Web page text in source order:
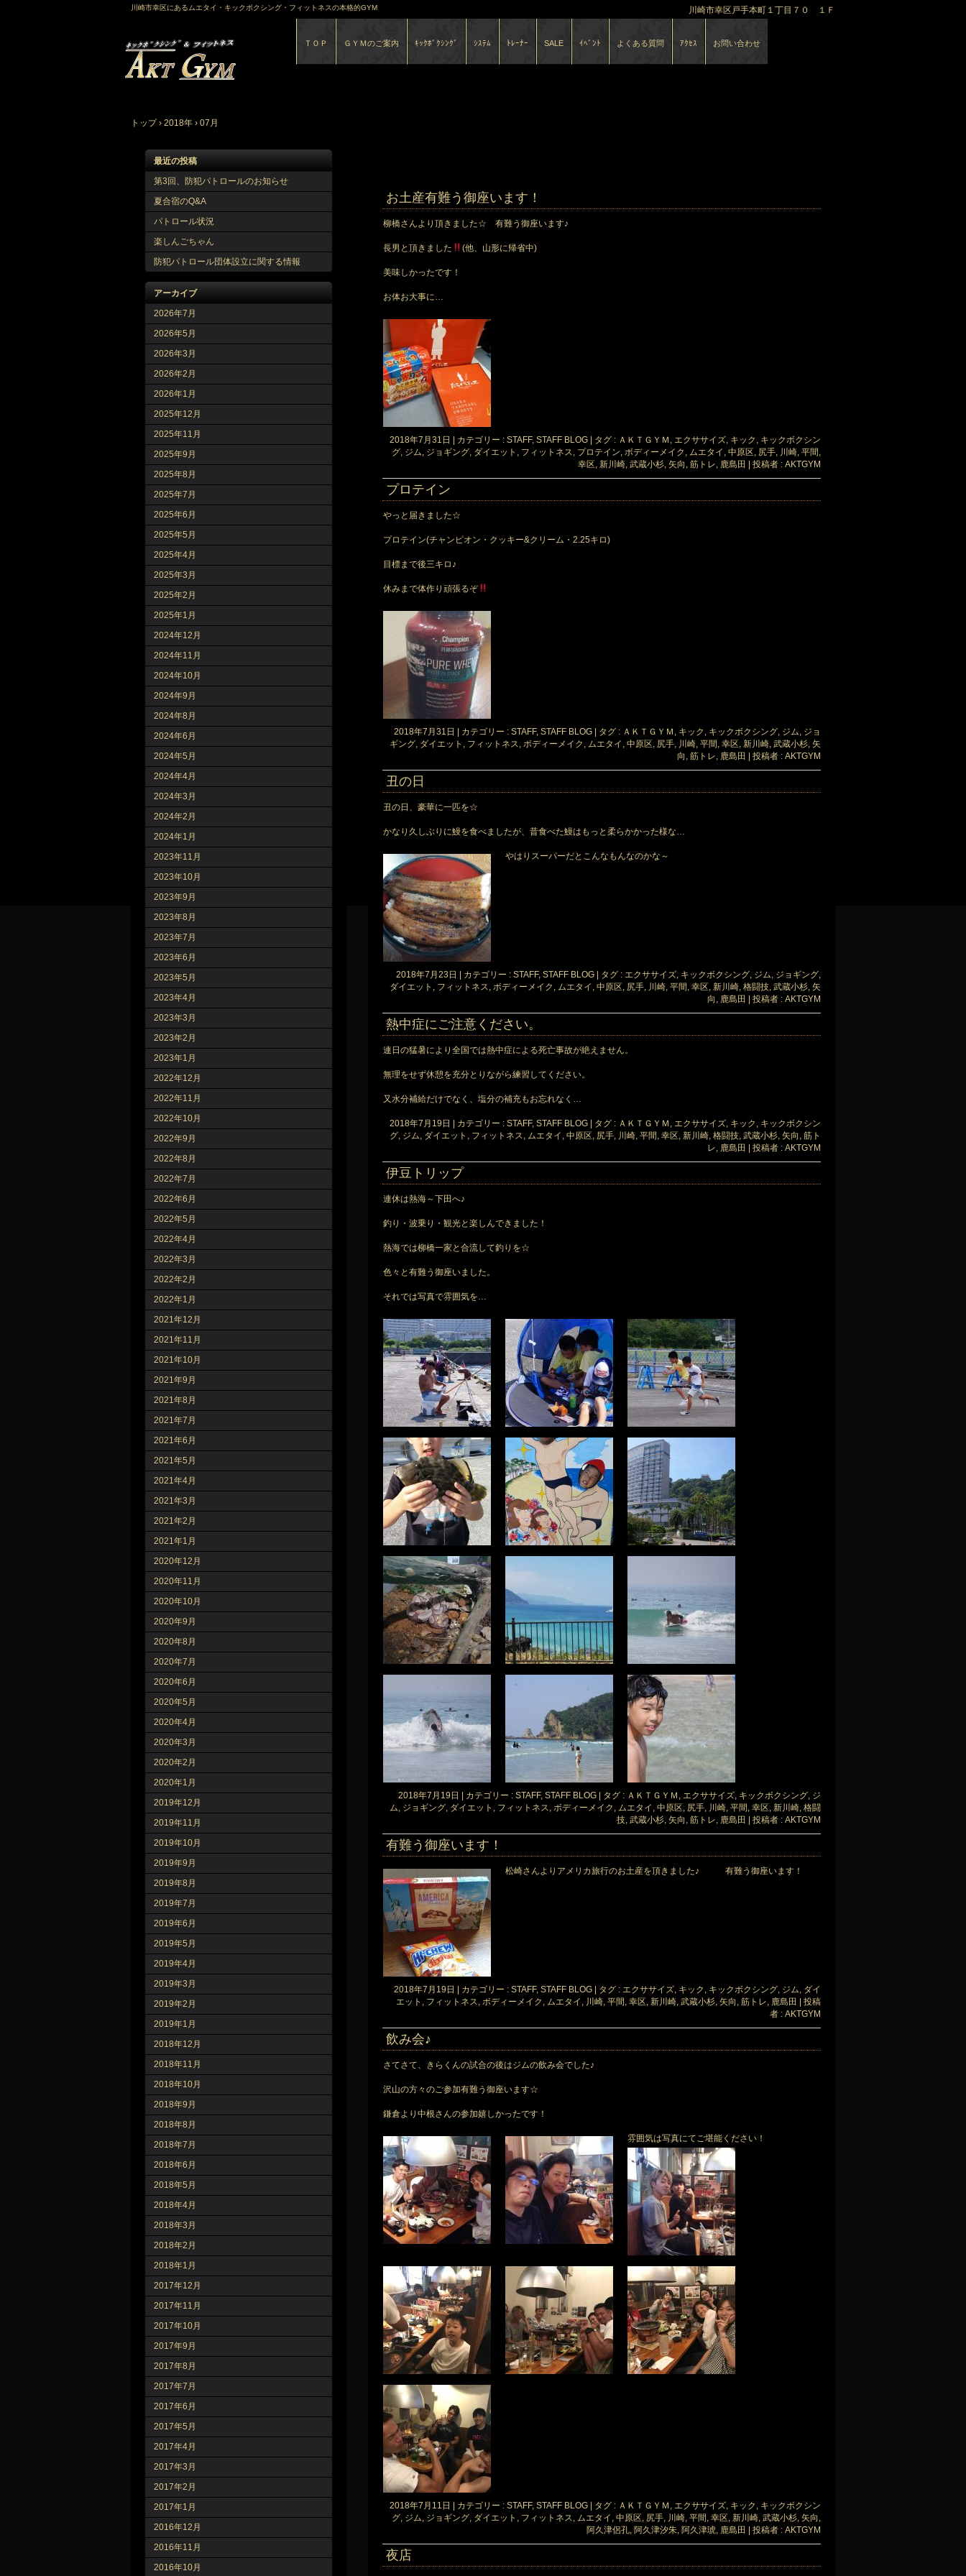
川崎市幸区にあるムエタイ・キックボクシング・フィットネスの本格的GYM 川崎市幸区戸手本町１丁目７０ １Ｆ
ＴＯＰ ＧＹＭのご案内 ｷｯｸﾎﾞｸｼﾝｸﾞ ｼｽﾃﾑ ﾄﾚｰﾅｰ SALE ｲﾍﾞﾝﾄ よくある質問 ｱｸｾｽ お問い合わせ
トップ › 2018年 › 07月
お土産有難う御座います！
柳橋さんより頂きました☆ 有難う御座います♪
長男と頂きました (他、山形に帰省中)
美味しかったです！
お体お大事に…
2018年7月31日 カテゴリー : STAFF, STAFF BLOG タグ : ＡＫＴＧＹＭ , エクササイズ, キック , キックボクシン
グ, ジム, ジョギング, ダイエット , フィットネス, プロテイン, ボディーメイク , ムエタイ , 中原区, 尻手, 川崎, 平間,
幸区, 新川崎, 武蔵小杉, 矢向 , 筋トレ, 鹿島田 投稿者 : AKTGYM
プロテイン
やっと届きました☆
プロテイン(チャンピオン・クッキー&クリーム・2.25キロ)
目標まで後三キロ♪
休みまで体作り頑張るぞ
2018年7月31日 カテゴリー : STAFF, STAFF BLOG タグ : ＡＫＴＧＹＭ , キック , キックボクシング, ジム, ジョ
ギング, ダイエット , フィットネス, ボディーメイク , ムエタイ , 中原区, 尻手, 川崎, 平間, 幸区, 新川崎, 武蔵小杉, 矢
向 , 筋トレ, 鹿島田 投稿者 : AKTGYM
丑の日
丑の日、豪華に一匹を☆
かなり久しぶりに鰻を食べましたが、昔食べた鰻はもっと柔らかかった様な…
やはりスーパーだとこんなもんなのかな～
2018年7月23日 カテゴリー : STAFF, STAFF BLOG タグ : エクササイズ, キックボクシング, ジム, ジョギング,
ダイエット , フィットネス, ボディーメイク , ムエタイ , 中原区, 尻手, 川崎, 平間, 幸区, 新川崎, 格闘技, 武蔵小杉, 矢
向 , 鹿島田 投稿者 : AKTGYM
熱中症にご注意ください。
連日の猛暑により全国では熱中症による死亡事故が絶えません。
無理をせず休憩を充分とりながら練習してください。
又水分補給だけでなく、塩分の補充もお忘れなく…
2018年7月19日 カテゴリー : STAFF, STAFF BLOG タグ : ＡＫＴＧＹＭ , エクササイズ, キック , キックボクシン
グ, ジム, ダイエット , フィットネス, ムエタイ , 中原区, 尻手, 川崎, 平間, 幸区, 新川崎, 格闘技, 武蔵小杉, 矢向 , 筋ト
レ, 鹿島田 投稿者 : AKTGYM
伊豆トリップ
連休は熱海～下田へ♪
釣り・波乗り・観光と楽しんできました！
熱海では柳橋一家と合流して釣りを☆
色々と有難う御座いました。
それでは写真で雰囲気を…
2018年7月19日 カテゴリー : STAFF, STAFF BLOG タグ : ＡＫＴＧＹＭ , エクササイズ, キックボクシング, ジ
ム, ジョギング, ダイエット , フィットネス, ボディーメイク , ムエタイ , 中原区, 尻手, 川崎, 平間, 幸区, 新川崎, 格闘
技, 武蔵小杉, 矢向 , 筋トレ, 鹿島田 投稿者 : AKTGYM
有難う御座います！
松崎さんよりアメリカ旅行のお土産を頂きました♪ 有難う御座います！
2018年7月19日 | カテゴリー : STAFF, STAFF BLOG | タグ : エクササイズ, キック , キックボクシング, ジム, ダイ
エット , フィットネス, ボディーメイク , ムエタイ , 川崎, 平間, 幸区, 新川崎, 武蔵小杉, 矢向 , 筋トレ, 鹿島田 | 投稿
者 : AKTGYM
飲み会♪
さてさて、きらくんの試合の後はジムの飲み会でした♪
沢山の方々のご参加有難う御座います☆
鎌倉より中根さんの参加嬉しかったです！
雰囲気は写真にてご堪能ください！
2018年7月11日 | カテゴリー : STAFF, STAFF BLOG | タグ : ＡＫＴＧＹＭ , エクササイズ, キック , キックボクシン
グ, ジム, ジョギング, ダイエット , フィットネス, ムエタイ , 中原区, 尻手, 川崎, 平間, 幸区, 新川崎, 武蔵小杉, 矢向 ,
阿久津侶孔, 阿久津汐朱, 阿久津琥, 鹿島田 | 投稿者 : AKTGYM
夜店
最近の投稿
第3回、防犯パトロールのお知らせ
夏合宿のQ&A
パトロール状況
楽しんごちゃん
防犯パトロール団体設立に関する情報
アーカイブ
2026年7月
2026年5月
2026年3月
2026年2月
2026年1月
2025年12月
2025年11月
2025年9月
2025年8月
2025年7月
2025年6月
2025年5月
2025年4月
2025年3月
2025年2月
2025年1月
2024年12月
2024年11月
2024年10月
2024年9月
2024年8月
2024年6月
2024年5月
2024年4月
2024年3月
2024年2月
2024年1月
2023年11月
2023年10月
2023年9月
2023年8月
2023年7月
2023年6月
2023年5月
2023年4月
2023年3月
2023年2月
2023年1月
2022年12月
2022年11月
2022年10月
2022年9月
2022年8月
2022年7月
2022年6月
2022年5月
2022年4月
2022年3月
2022年2月
2022年1月
2021年12月
2021年11月
2021年10月
2021年9月
2021年8月
2021年7月
2021年6月
2021年5月
2021年4月
2021年3月
2021年2月
2021年1月
2020年12月
2020年11月
2020年10月
2020年9月
2020年8月
2020年7月
2020年6月
2020年5月
2020年4月
2020年3月
2020年2月
2020年1月
2019年12月
2019年11月
2019年10月
2019年9月
2019年8月
2019年7月
2019年6月
2019年5月
2019年4月
2019年3月
2019年2月
2019年1月
2018年12月
2018年11月
2018年10月
2018年9月
2018年8月
2018年7月
2018年6月
2018年5月
2018年4月
2018年3月
2018年2月
2018年1月
2017年12月
2017年11月
2017年10月
2017年9月
2017年8月
2017年7月
2017年6月
2017年5月
2017年4月
2017年3月
2017年2月
2017年1月
2016年12月
2016年11月
2016年10月